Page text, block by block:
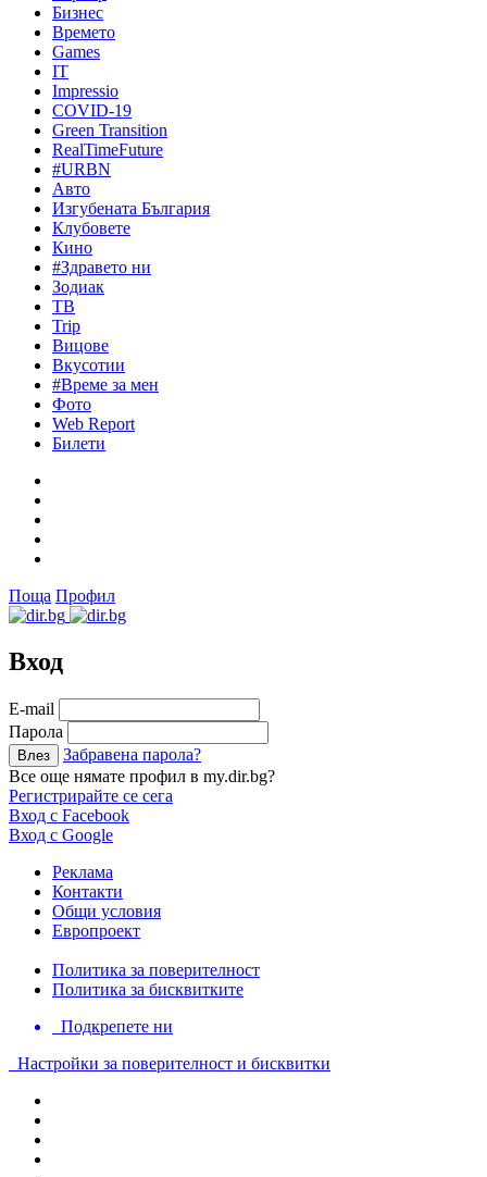
Бизнес
Времето
Games
IT
Impressio
COVID-19
Green Transition
RealTimeFuture
#URBN
Авто
Изгубената България
Клубовете
Кино
#Здравето ни
Зодиак
ТВ
Trip
Вицове
Вкусотии
#Време за мен
Фото
Web Report
Билети
Поща Профил
Вход
Е-mail
Парола
Забравена парола?
Все още нямате профил в my.dir.bg?
Регистрирайте се сега
Вход с Facebook
Вход с Google
Реклама
Контакти
Общи условия
Европроект
Политика за поверителност
Политика за бисквитките
Подкрепете ни
Настройки за поверителност и бисквитки